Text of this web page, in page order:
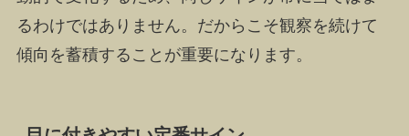
るわけではありません。だからこそ観察を続けて
傾向を蓄積することが重要になります。